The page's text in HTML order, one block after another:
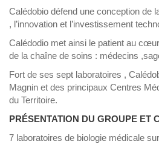
Calédobio défend une conception de
, l’innovation et l’investissement
Calédodio met ainsi le patient au
de la chaîne de soins : médecins
Fort de ses sept laboratoires ,
Magnin et des principaux Centres
du Territoire.
PRÉSENTATION DU GROUPE ET
7 laboratoires de biologie médicale